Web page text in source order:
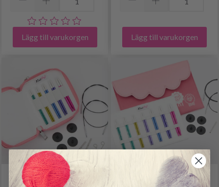
Lägg till varukorgen Lägg till varukorgen
KNITPRO ZING
KNITPRO ZING